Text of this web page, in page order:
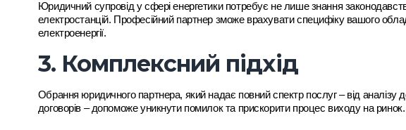
Юридичний супровід у сфері енергетики потребує не лише знання
електростанцій. Професійний партнер зможе врахувати специфіку вашого
електроенергії.
3. Комплексний підхід
Обрання юридичного партнера, який надає повний спектр послуг – від аналізу
договорів – допоможе уникнути помилок та прискорити процес виходу на ринок.